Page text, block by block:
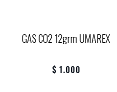
GAS CO2 12grm UMAREX
$ 1.000